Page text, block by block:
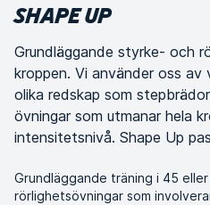
SHAPE UP
Grundläggande styrke- och
kroppen. Vi använder oss av
olika redskap som
övningar som utmanar hela
intensitetsnivå. Shape Up
Grundläggande träning i 45
rörlighetsövningar som